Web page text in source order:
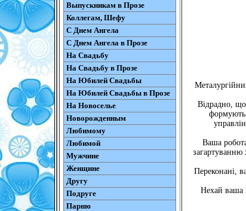
Выпускникам в Прозе
Коллегам, Шефу
С Днем Ангела
С Днем Ангела в Прозе
На Свадьбу
На Свадьбу в Прозе
На Юбилей Свадьбы
На Юбилей Свадьбы в Прозе
На Новоселье
Новорожденным
Любимому
Любимой
Мужчине
Женщине
Другу
Подруге
Парню
Відрадно, що
формують
Ваша
загартуванню
Переконані,
Нехай ваша